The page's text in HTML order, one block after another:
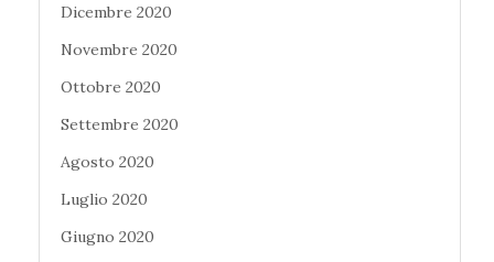
Dicembre 2020
Novembre 2020
Ottobre 2020
Settembre 2020
Agosto 2020
Luglio 2020
Giugno 2020